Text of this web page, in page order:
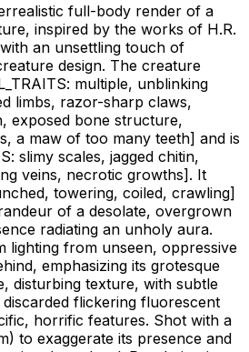
full-body render of a
inspired by the works of H.R.
an unsettling touch of
design. The creature
multiple, unblinking
limbs, razor-sharp claws,
exposed bone structure,
a maw of too many teeth] and is
slimy scales, jagged chitin,
veins, necrotic growths]. It
towering, coiled, crawling]
of a desolate, overgrown
radiating an unholy aura.
lighting from unseen, oppressive
emphasizing its grotesque
disturbing texture, with subtle
flickering fluorescent
horrific features. Shot with a
to exaggerate its presence and